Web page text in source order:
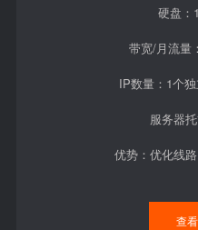
硬盘：
带宽/月流量
IP数量：1个独
服务器
优势：优化线
查